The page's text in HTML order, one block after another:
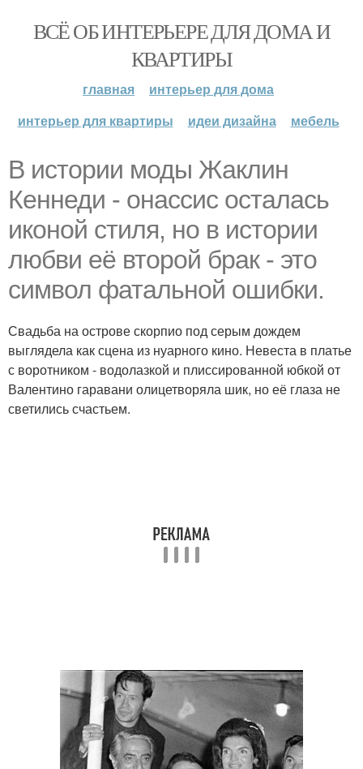
ВСЁ ОБ ИНТЕРЬЕРЕ ДЛЯ ДОМА И
КВАРТИРЫ
главная
интерьер для дома
интерьер для квартиры
идеи дизайна мебель
В истории моды Жаклин
Кеннеди - онассис осталась
иконой стиля, но в истории
любви её второй брак - это
символ фатальной ошибки.
Свадьба на острове скорпио под серым дождем
выглядела как сцена из нуарного кино. Невеста в платье
с воротником - водолазкой и плиссированной юбкой от
Валентино гаравани олицетворяла шик, но её глаза не
светились счастьем.